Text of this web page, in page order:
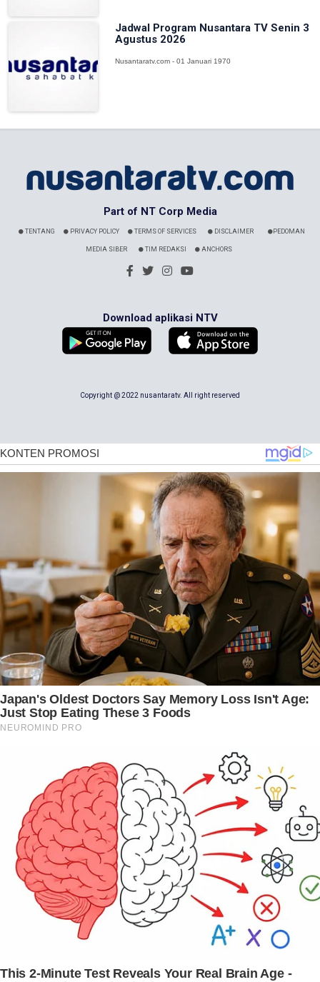
Jadwal Program Nusantara TV Senin 3
Agustus 2026
Nusantaratv.com - 01 Januari 1970
Part of NT Corp Media
TENTANG PRIVACY POLICY TERMS OF SERVICES DISCLAIMER PEDOMAN
MEDIA SIBER TIM REDAKSI ANCHORS
Download aplikasi NTV
Copyright @ 2022 nusantaratv. All right reserved